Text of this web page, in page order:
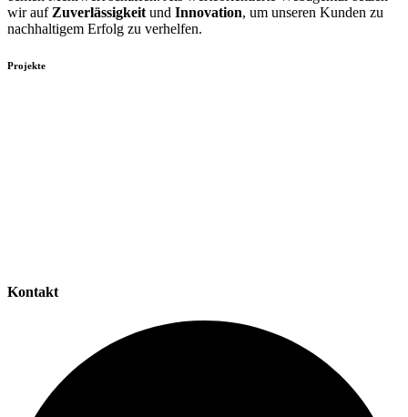
wir auf Zuverlässigkeit und Innovation, um unseren Kunden zu
nachhaltigem Erfolg zu verhelfen.
Projekte
Kontakt